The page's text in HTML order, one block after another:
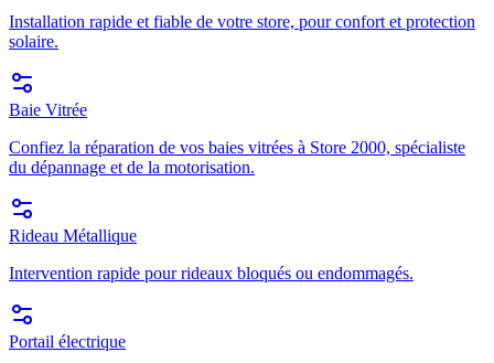
Installation rapide et fiable de votre store, pour confort et protection
solaire.
Baie Vitrée
Confiez la réparation de vos baies vitrées à Store 2000, spécialiste
du dépannage et de la motorisation.
Rideau Métallique
Intervention rapide pour rideaux bloqués ou endommagés.
Portail électrique